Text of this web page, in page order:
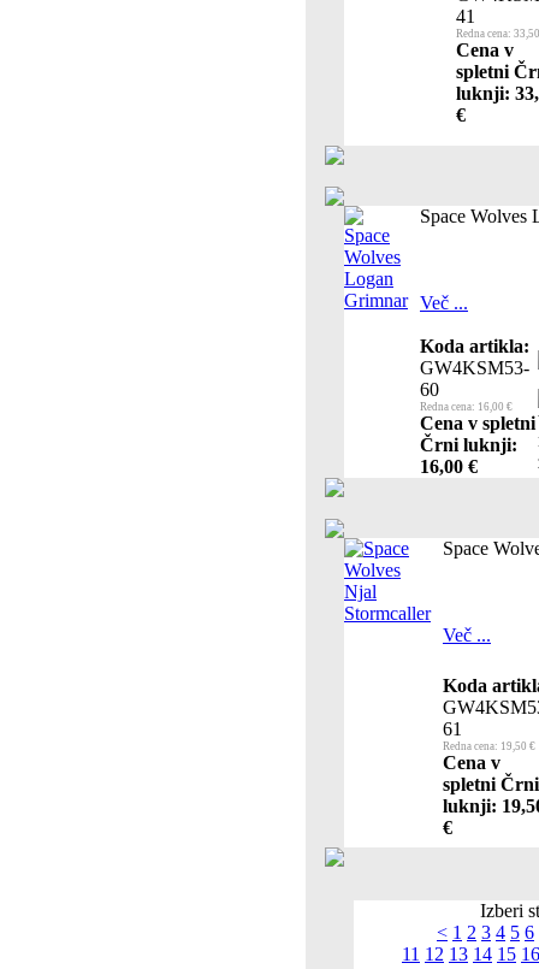
41
Redna cena:
Cena v
spletni
luknji:
€
Space Wolves
Več ...
Koda artikla:
GW4KSM53-
60
Redna cena: 16,00 €
Cena v spletni
Črni luknji:
16,00 €
Space
Več ...
Koda
61
Redna cena: 19,50 €
Cena v
spletni Črni
luknji:
€
Izberi
< 1 2 3 4 5 6
11 12 13 14 15 16